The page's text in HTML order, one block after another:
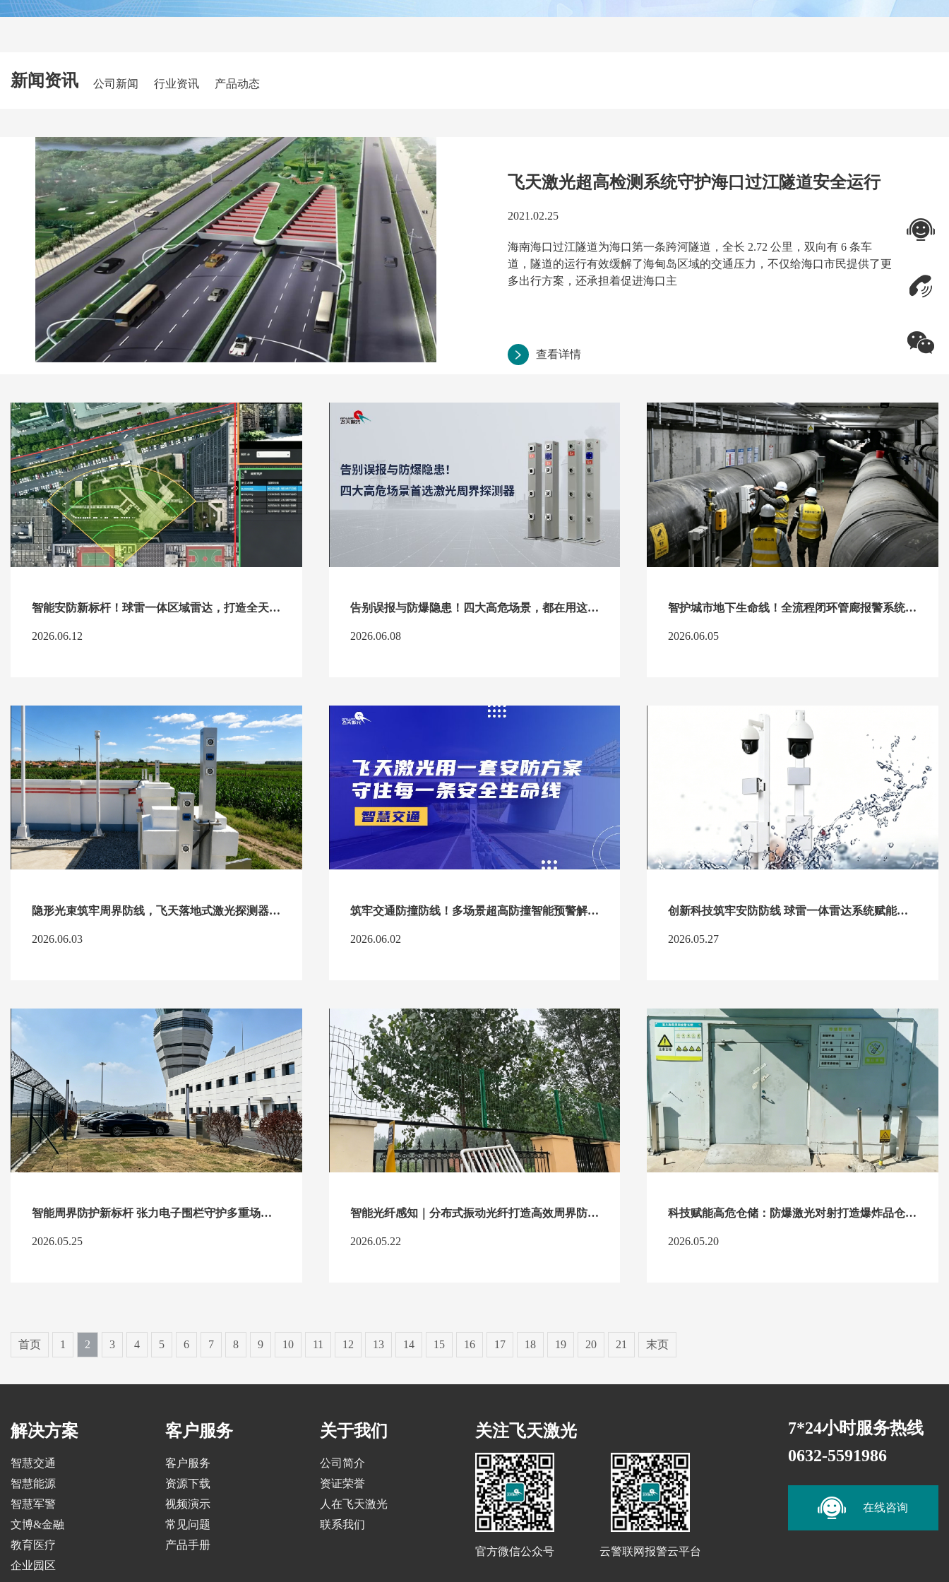
新闻资讯 公司新闻 行业资讯 产品动态
飞天激光超高检测系统守护海口过江隧道安全运行
2021.02.25
海南海口过江隧道为海口第一条跨河隧道，全长 2.72 公里，双向有 6 条车
道，隧道的运行有效缓解了海甸岛区域的交通压力，不仅给海口市民提供了更
多出行方案，还承担着促进海口主
查看详情
智能安防新标杆！球雷一体区域雷达，打造全天候立体周界防护
2026.06.12
告别误报与防爆隐患！四大高危场景，都在用这款激光周界探测器
2026.06.08
智护城市地下生命线！全流程闭环管廊报警系统，夯实城市韧性根基
2026.06.05
隐形光束筑牢周界防线，飞天落地式激光探测器解锁智慧安防新选择
2026.06.03
筑牢交通防撞防线！多场景超高防撞智能预警解决方案
2026.06.02
创新科技筑牢安防防线 球雷一体雷达系统赋能全域安全防护
2026.05.27
智能周界防护新标杆 张力电子围栏守护多重场景安全
2026.05.25
智能光纤感知｜分布式振动光纤打造高效周界防护体系
2026.05.22
科技赋能高危仓储：防爆激光对射打造爆炸品仓库安全防线
2026.05.20
首页 1 2 3 4 5 6 7 8 9 10 11 12 13 14 15 16 17 18 19 20 21 末页
解决方案
智慧交通
智慧能源
智慧军警
文博&金融
教育医疗
企业园区
客户服务
客户服务
资源下载
视频演示
常见问题
产品手册
关于我们
公司简介
资证荣誉
人在飞天激光
联系我们
关注飞天激光
官方微信公众号 云警联网报警云平台
7*24小时服务热线
0632-5591986
在线咨询
在线咨询
联系电话
关注飞